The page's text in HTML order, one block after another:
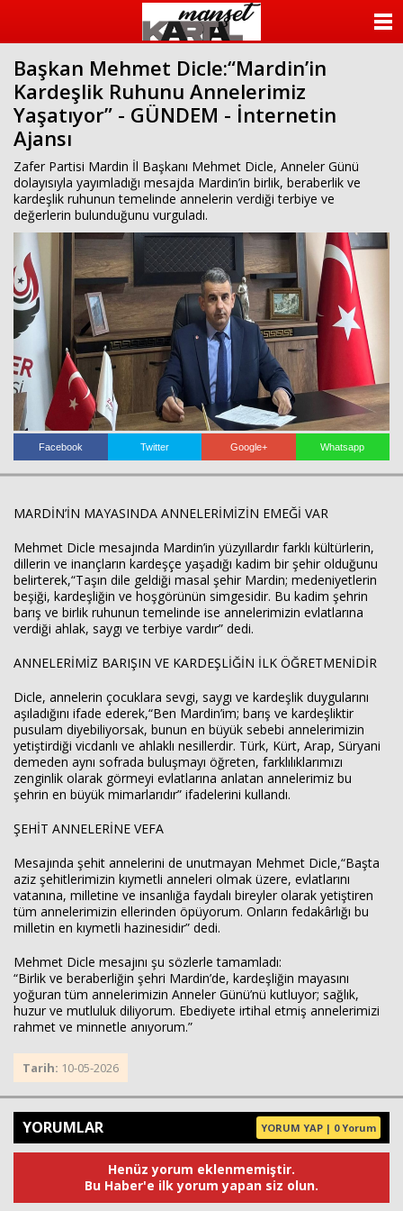
Başkan Mehmet Dicle:“Mardin’in
Kardeşlik Ruhunu Annelerimiz
Yaşatıyor” - GÜNDEM - İnternetin
Ajansı
Zafer Partisi Mardin İl Başkanı Mehmet Dicle, Anneler Günü
dolayısıyla yayımladığı mesajda Mardin’in birlik, beraberlik ve
kardeşlik ruhunun temelinde annelerin verdiği terbiye ve
değerlerin bulunduğunu vurguladı.
Facebook Twitter Google+ Whatsapp
MARDİN’İN MAYASINDA ANNELERİMİZİN EMEĞİ VAR
Mehmet Dicle mesajında Mardin’in yüzyıllardır farklı kültürlerin,
dillerin ve inançların kardeşçe yaşadığı kadim bir şehir olduğunu
belirterek,“Taşın dile geldiği masal şehir Mardin; medeniyetlerin
beşiği, kardeşliğin ve hoşgörünün simgesidir. Bu kadim şehrin
barış ve birlik ruhunun temelinde ise annelerimizin evlatlarına
verdiği ahlak, saygı ve terbiye vardır” dedi.
ANNELERİMİZ BARIŞIN VE KARDEŞLİĞİN İLK ÖĞRETMENİDİR
Dicle, annelerin çocuklara sevgi, saygı ve kardeşlik duygularını
aşıladığını ifade ederek,“Ben Mardin’im; barış ve kardeşliktir
pusulam diyebiliyorsak, bunun en büyük sebebi annelerimizin
yetiştirdiği vicdanlı ve ahlaklı nesillerdir. Türk, Kürt, Arap, Süryani
demeden aynı sofrada buluşmayı öğreten, farklılıklarımızı
zenginlik olarak görmeyi evlatlarına anlatan annelerimiz bu
şehrin en büyük mimarlarıdır” ifadelerini kullandı.
ŞEHİT ANNELERİNE VEFA
Mesajında şehit annelerini de unutmayan Mehmet Dicle,“Başta
aziz şehitlerimizin kıymetli anneleri olmak üzere, evlatlarını
vatanına, milletine ve insanlığa faydalı bireyler olarak yetiştiren
tüm annelerimizin ellerinden öpüyorum. Onların fedakârlığı bu
milletin en kıymetli hazinesidir” dedi.
Mehmet Dicle mesajını şu sözlerle tamamladı:
“Birlik ve beraberliğin şehri Mardin’de, kardeşliğin mayasını
yoğuran tüm annelerimizin Anneler Günü’nü kutluyor; sağlık,
huzur ve mutluluk diliyorum. Ebediyete irtihal etmiş annelerimizi
rahmet ve minnetle anıyorum.”
Tarih: 10-05-2026
YORUMLAR YORUM YAP | 0 Yorum
Henüz yorum eklenmemiştir.
Bu Haber'e ilk yorum yapan siz olun.
KATEGORİLER
YAZARLAR
FOTO GALERİ
VİDEO GALERİ
KÜNYE
İLETİŞİM
Haberin Doğru Adresi.